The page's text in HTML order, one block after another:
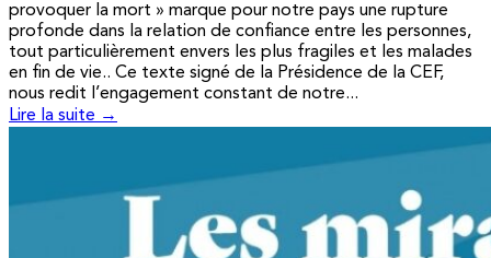
provoquer la mort » marque pour notre pays une rupture
profonde dans la relation de confiance entre les personnes,
tout particulièrement envers les plus fragiles et les malades
en fin de vie.. Ce texte signé de la Présidence de la CEF,
nous redit l’engagement constant de notre...
Lire la suite →